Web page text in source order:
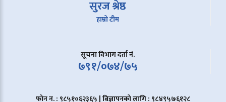
सुरज श्रेष्ठ
हाम्रो टीम
सूचना विभाग दर्ता नं.
७९१/०७४/७५
फोन न. : ९८५१०६२३६५ | बिज्ञापनको लागि : ९८४९५७६१२८